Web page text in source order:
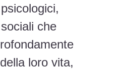
che
loro vita,